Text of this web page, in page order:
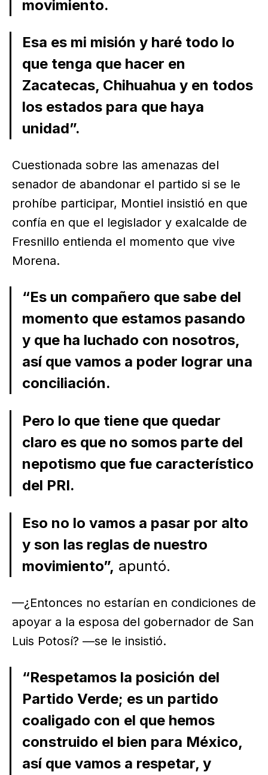
movimiento.
Esa es mi misión y haré todo lo
que tenga que hacer en
Zacatecas, Chihuahua y en todos
los estados para que haya
unidad”.
Cuestionada sobre las amenazas del
senador de abandonar el partido si se le
prohíbe participar, Montiel insistió en que
confía en que el legislador y exalcalde de
Fresnillo entienda el momento que vive
Morena.
“Es un compañero que sabe del
momento que estamos pasando
y que ha luchado con nosotros,
así que vamos a poder lograr una
conciliación.
Pero lo que tiene que quedar
claro es que no somos parte del
nepotismo que fue característico
del PRI.
Eso no lo vamos a pasar por alto
y son las reglas de nuestro
movimiento”, apuntó.
—¿Entonces no estarían en condiciones de
apoyar a la esposa del gobernador de San
Luis Potosí? —se le insistió.
“Respetamos la posición del
Partido Verde; es un partido
coaligado con el que hemos
construido el bien para México,
así que vamos a respetar, y